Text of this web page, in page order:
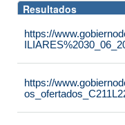
Resultados
https://
https://